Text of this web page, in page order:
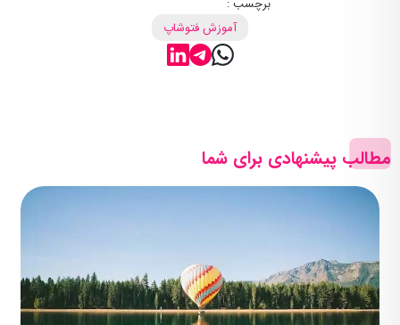
برچسب :
آموزش فتوشاپ
مطالب پیشنهادی برای شما